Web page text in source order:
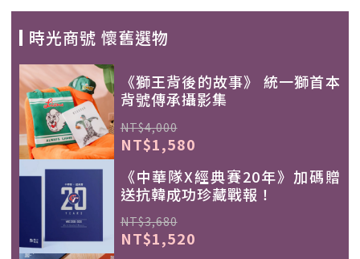
時光商號 懷舊選物
《獅王背後的故事》 統一獅首本
背號傳承攝影集
NT$4,000
NT$1,580
《中華隊X經典賽20年》加碼贈
送抗韓成功珍藏戰報！
NT$3,680
NT$1,520